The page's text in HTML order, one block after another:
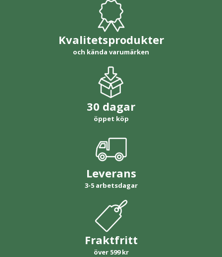
Kvalitetsprodukter
och kända varumärken
30 dagar
öppet köp
Leverans
3-5 arbetsdagar
Fraktfritt
över 599 kr